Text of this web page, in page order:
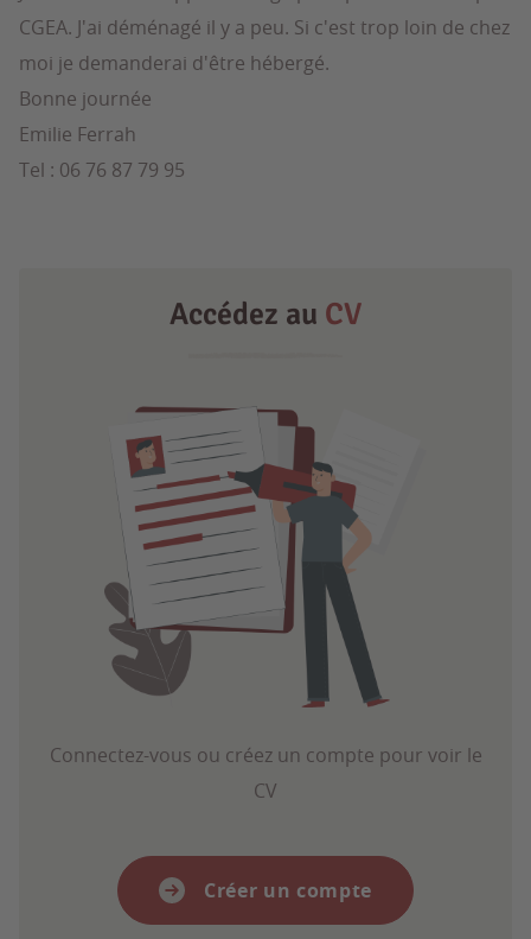
CGEA. J'ai déménagé il y a peu. Si c'est trop loin de chez
moi je demanderai d'être hébergé.
Bonne journée
Emilie Ferrah
Tel : 06 76 87 79 95
Accédez au CV
Connectez-vous ou créez un compte pour voir le
CV
Créer un compte